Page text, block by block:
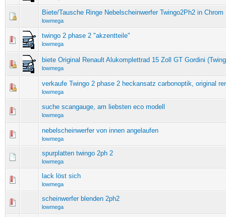
Biete/Tausche Ringe Nebelscheinwerfer Twingo2Ph2 in Chrom
lowmega
twingo 2 phase 2 "akzentteile"
lowmega
biete Original Renault Alukomplettrad 15 Zoll GT Gordini
lowmega
verkaufe Twingo 2 phase 2 heckansatz carbonoptik, original
lowmega
suche scangauge, am liebsten eco modell
lowmega
nebelscheinwerfer von innen angelaufen
lowmega
spurplatten twingo 2ph 2
lowmega
lack löst sich
lowmega
scheinwerfer blenden 2ph2
lowmega